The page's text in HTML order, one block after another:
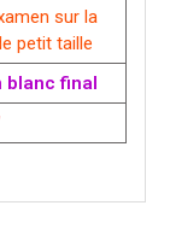
sur la
petit taille
blanc final